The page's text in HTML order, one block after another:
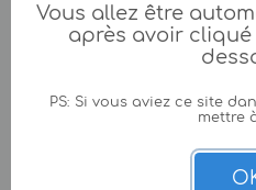
Vous allez être
après avoir
PS: Si vous aviez ce site
mettre